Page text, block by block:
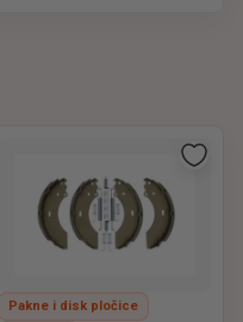
izvedbe
sigurnost vaše
Pakne i disk pločice